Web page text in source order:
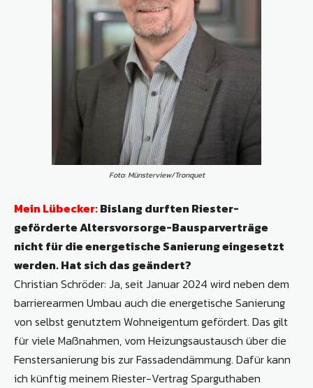
Foto: Münsterview/Tronquet
Mein Lübecker:Bislang durften Riester-
geförderte Altersvorsorge-Bausparverträge
nicht für die energetische Sanierung eingesetzt
werden. Hat sich das geändert?
Christian Schröder: Ja, seit Januar 2024 wird neben dem
barrierearmen Umbau auch die energetische Sanierung
von selbst genutztem Wohneigentum gefördert. Das gilt
für viele Maßnahmen, vom Heizungsaustausch über die
Fenstersanierung bis zur Fassadendämmung. Dafür kann
ich künftig meinem Riester-Vertrag Sparguthaben